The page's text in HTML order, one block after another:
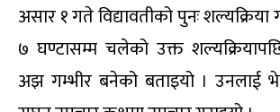
असार १ गते विद्यावतीको पुनः शल्यक्रिया
७ घण्टासम्म चलेको उक्त
अझ गम्भीर बनेको बताइयो । उनलाई